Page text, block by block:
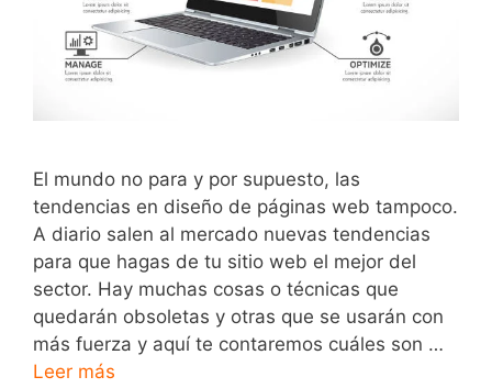
El mundo no para y por supuesto, las
tendencias en diseño de páginas web tampoco.
A diario salen al mercado nuevas tendencias
para que hagas de tu sitio web el mejor del
sector. Hay muchas cosas o técnicas que
quedarán obsoletas y otras que se usarán con
más fuerza y aquí te contaremos cuáles son …
Leer más